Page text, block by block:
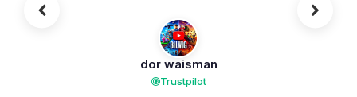
dor waisman
Trustpilot